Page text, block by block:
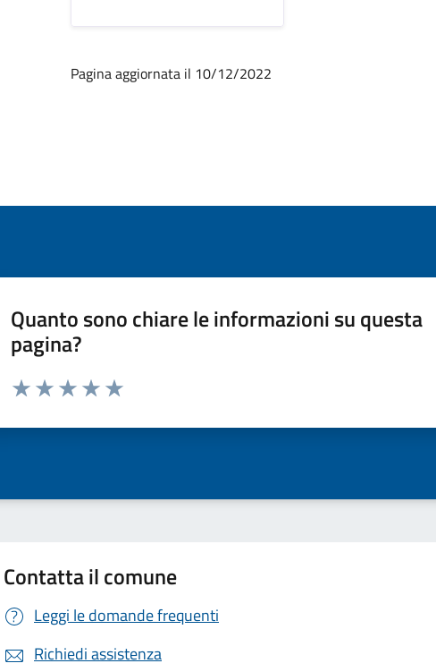
Pagina aggiornata il 10/12/2022
Quanto sono chiare le informazioni su questa
pagina?
Valuta da 1 a 5 stelle la pagina
Contatta il comune
Leggi le domande frequenti
Richiedi assistenza